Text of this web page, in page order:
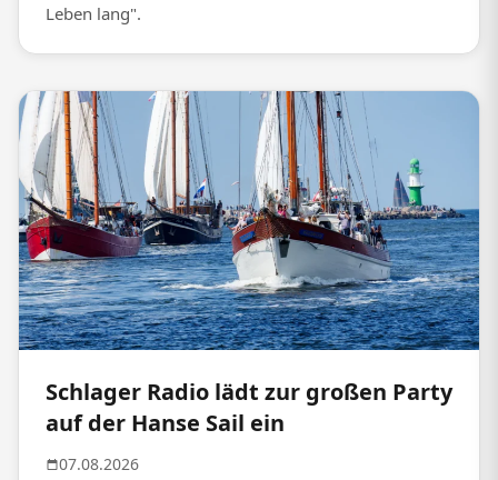
Leben lang".
Schlager Radio lädt zur großen Party
auf der Hanse Sail ein
07.08.2026